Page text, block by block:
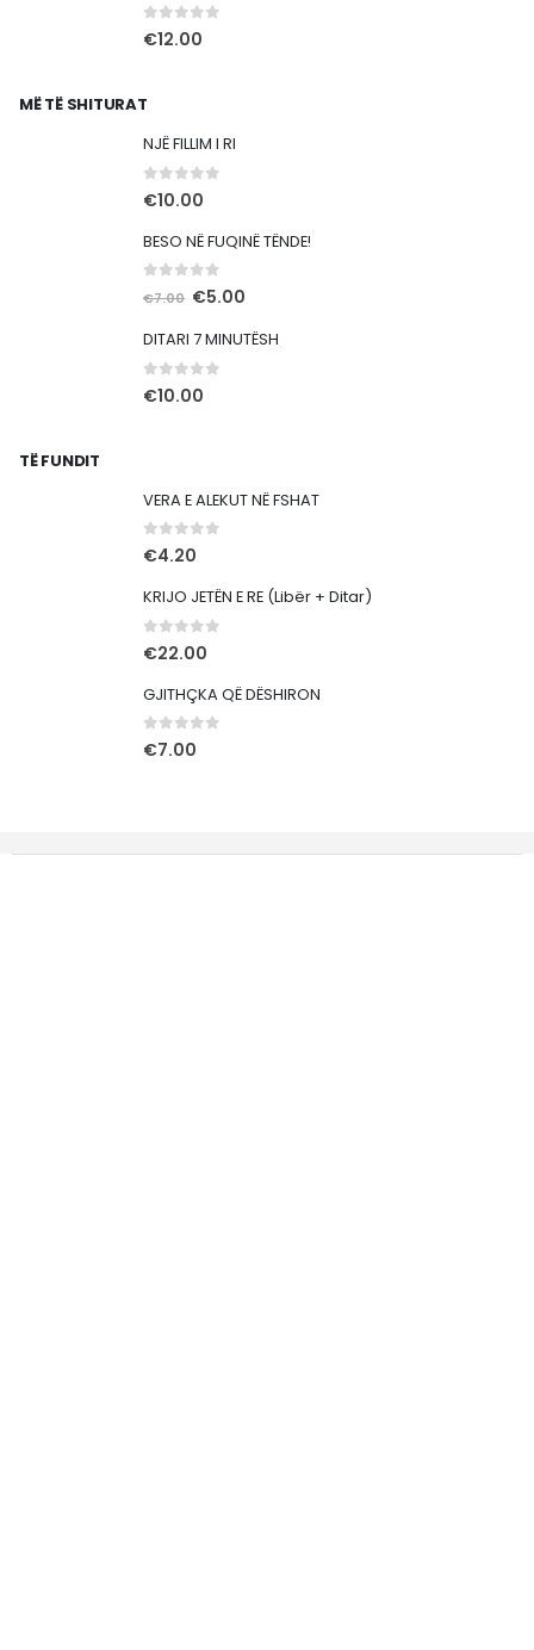
0out of 5
€12.00
MË TË SHITURAT
NJË FILLIM I RI
0out of 5
€10.00
BESO NË FUQINË TËNDE!
out of 5
€7.00 Çmimi
qe:
€7.00.
€5.00
tanishëm
DITARI 7 MINUTËSH
out of 5
€10.00
TË FUNDIT
VERA E ALEKUT NË FSHAT
0out of 5
€4.20
KRIJO JETËN E RE (Libër + Ditar)
0out of 5
€22.00
GJITHÇKA QË DËSHIRON
0out of 5
€7.00